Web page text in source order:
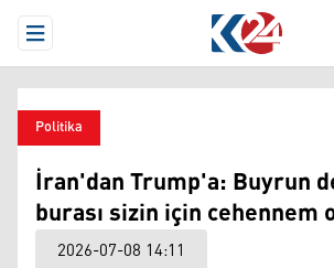
Open Menu
Politika
İran'dan Trump'a: Buyrun
burası sizin için cehennem
2026-07-08 14:11